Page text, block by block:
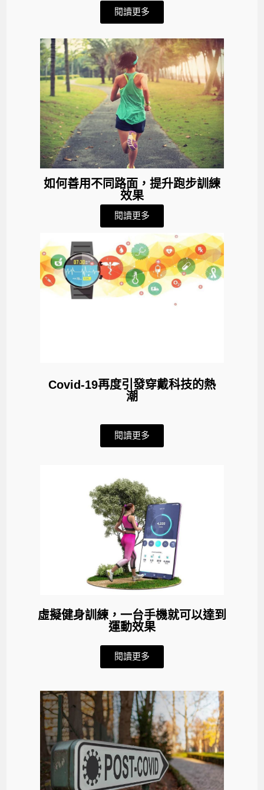
閱讀更多
如何善用不同路面，提升跑步訓練
效果
閱讀更多
Covid-19再度引發穿戴科技的熱
潮
閱讀更多
虛擬健身訓練，一台手機就可以達到
運動效果
閱讀更多